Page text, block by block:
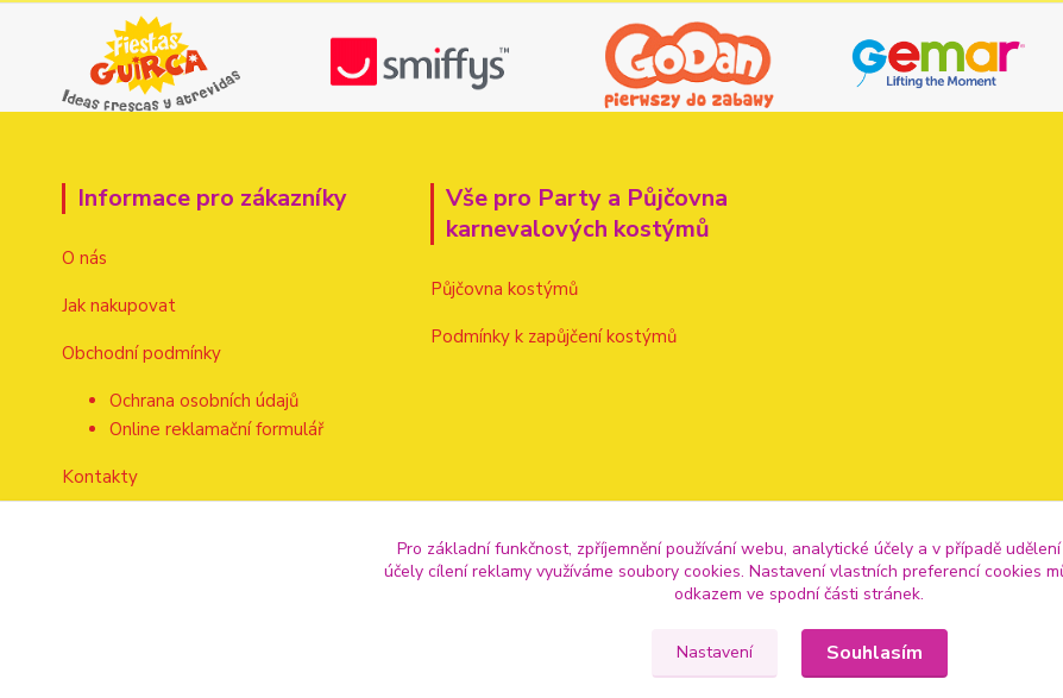
Informace pro zákazníky
O nás
Jak nakupovat
Obchodní podmínky
Ochrana osobních údajů
Online reklamační formulář
Kontakty
Vše pro Party a Půjčovna
karnevalových kostýmů
Půjčovna kostýmů
Podmínky k zapůjčení kostýmů
Pro základní funkčnost, zpříjemnění používání webu, analytické účely a v případě
účely cílení reklamy využíváme soubory cookies. Nastavení vlastních preferencí cookies
odkazem ve spodní části stránek.
Nastavení Souhlasím